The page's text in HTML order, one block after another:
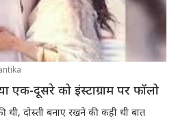
एक-दूसरे को इंस्टाग्राम पर फॉलो
थी, दोस्ती बनाए रखने की कही थी बात